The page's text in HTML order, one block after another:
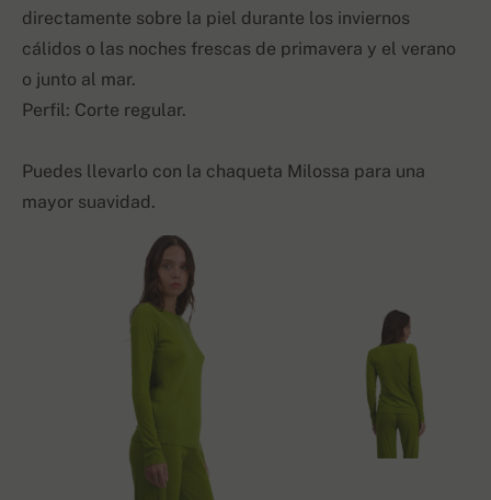
directamente sobre la piel durante los inviernos
cálidos o las noches frescas de primavera y el verano
o junto al mar.
Perfil: Corte regular.
Puedes llevarlo con la chaqueta Milossa para una
mayor suavidad.